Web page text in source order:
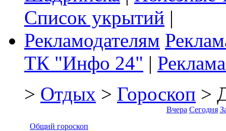
Список укрытий |
Рекламодателям
ТК "Инфо 24" |
> Отдых > Гороскоп >
Вчера Сегодня
Общий гороскоп